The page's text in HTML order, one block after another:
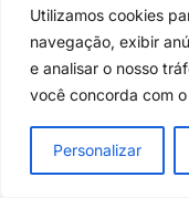
Utilizamos cookies
navegação, exibir
e analisar o nosso
você concorda com
Personalizar
Curso de
fazer 2026
Curso de sushiman:
quanto ganha, quanto
Polícia
do